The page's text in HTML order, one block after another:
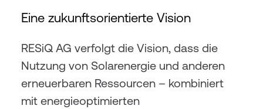
Eine zukunftsorientierte Vision
RESiQ AG verfolgt die Vision, dass die
Nutzung von Solarenergie und anderen
erneuerbaren Ressourcen – kombiniert
mit energieoptimierten